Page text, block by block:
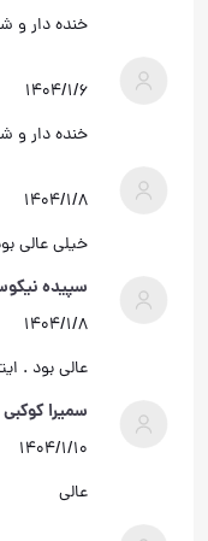
خنده دار و
۱۴۰۴/۱/۶
خنده دار و
۱۴۰۴/۱/۸
خیلی عالی
سپیده
۱۴۰۴/۱/۸
عالی بود .
سمیرا کوکبی
۱۴۰۴/۱/۱۰
عالی